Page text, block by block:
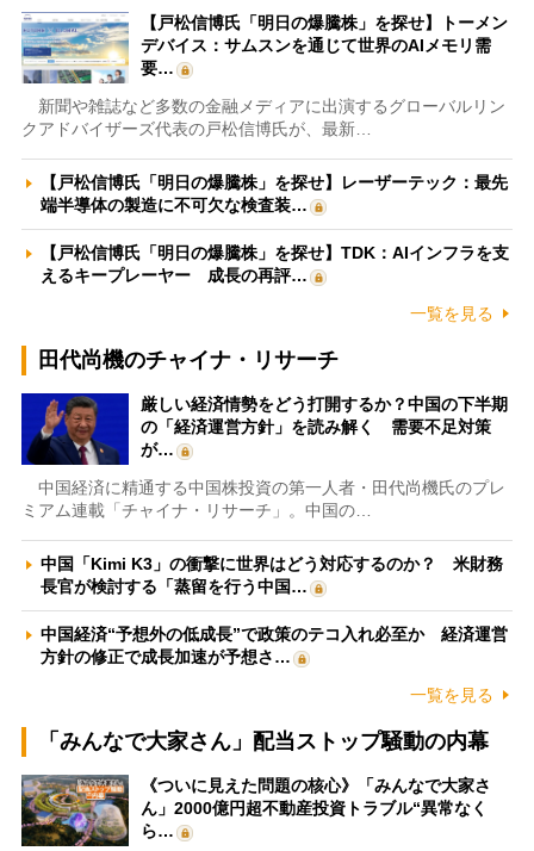
【戸松信博氏「明日の爆騰株」を探せ】トーメン
デバイス：サムスンを通じて世界のAIメモリ需
要…
新聞や雑誌など多数の金融メディアに出演するグローバルリン
クアドバイザーズ代表の戸松信博氏が、最新…
【戸松信博氏「明日の爆騰株」を探せ】レーザーテック：最先
端半導体の製造に不可欠な検査装…
【戸松信博氏「明日の爆騰株」を探せ】TDK：AIインフラを支
えるキープレーヤー 成長の再評…
一覧を見る
田代尚機のチャイナ・リサーチ
厳しい経済情勢をどう打開するか？中国の下半期
の「経済運営方針」を読み解く 需要不足対策
が…
中国経済に精通する中国株投資の第一人者・田代尚機氏のプレ
ミアム連載「チャイナ・リサーチ」。中国の…
中国「Kimi K3」の衝撃に世界はどう対応するのか？ 米財務
長官が検討する「蒸留を行う中国…
中国経済“予想外の低成長”で政策のテコ入れ必至か 経済運営
方針の修正で成長加速が予想さ…
一覧を見る
「みんなで大家さん」配当ストップ騒動の内幕
《ついに見えた問題の核心》「みんなで大家さ
ん」2000億円超不動産投資トラブル“異常なく
ら…